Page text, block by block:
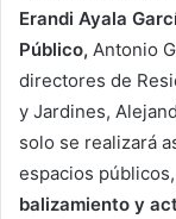
Erandi Ayala
Público, Antonio
directores de
y Jardines,
solo se realizará
espacios
balizamiento y